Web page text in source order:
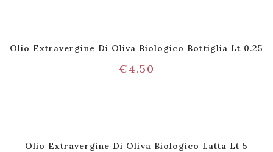
Olio Extravergine Di Oliva Biologico Bottiglia Lt 0.25
€4,50
Olio Extravergine Di Oliva Biologico Latta Lt 5